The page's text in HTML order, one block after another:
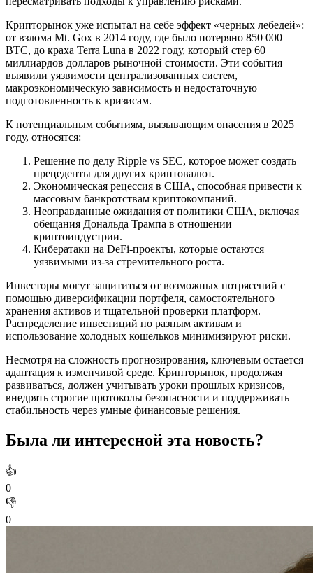
Крипторынок уже испытал на себе эффект «черных лебедей»:
от взлома Mt. Gox в 2014 году, где было потеряно 850 000
BTC, до краха Terra Luna в 2022 году, который стер 60
миллиардов долларов рыночной стоимости. Эти события
выявили уязвимости централизованных систем,
макроэкономическую зависимость и недостаточную
подготовленность к кризисам.
К потенциальным событиям, вызывающим опасения в 2025
году, относятся:
Решение по делу Ripple vs SEC, которое может создать
прецеденты для других криптовалют.
Экономическая рецессия в США, способная привести к
массовым банкротствам криптокомпаний.
Неоправданные ожидания от политики США, включая
обещания Дональда Трампа в отношении
криптоиндустрии.
Кибератаки на DeFi-проекты, которые остаются
уязвимыми из-за стремительного роста.
Инвесторы могут защититься от возможных потрясений с
помощью диверсификации портфеля, самостоятельного
хранения активов и тщательной проверки платформ.
Распределение инвестиций по разным активам и
использование холодных кошельков минимизируют риски.
Несмотря на сложность прогнозирования, ключевым остается
адаптация к изменчивой среде. Крипторынок, продолжая
развиваться, должен учитывать уроки прошлых кризисов,
внедрять строгие протоколы безопасности и поддерживать
стабильность через умные финансовые решения.
Была ли интересной эта новость?
👍
0
👎
0